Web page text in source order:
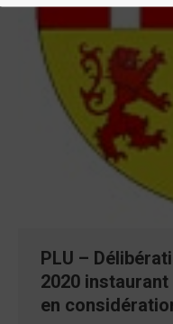
PLU –
2020
en